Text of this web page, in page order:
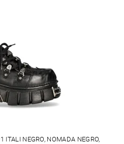
ITALI NEGRO, NOMADA NEGRO,